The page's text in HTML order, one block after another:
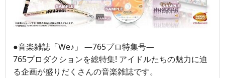
●音楽雑誌「We♪」 ―765プロ特集号―
765プロダクションを総特集! アイドルたちの魅力に迫
る企画が盛りだくさんの音楽雑誌です。